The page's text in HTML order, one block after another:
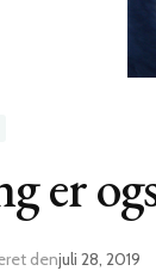
er
denjuli 28, 2019